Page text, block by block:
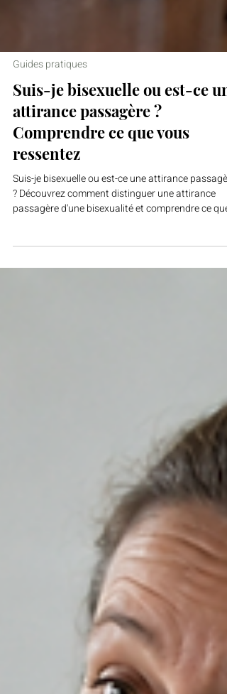
Guides pratiques
Suis-je bisexuelle ou est-ce
attirance passagère ?
Comprendre ce que vous
ressentez
? Découvrez comment distinguer une attirance